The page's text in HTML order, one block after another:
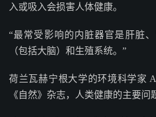
入或吸入会损害人体健康。
“最常受影响的内脏器官是肝脏
（包括大脑）和生殖系统。”
荷兰瓦赫宁根大学的环境科学家
《自然》杂志，人类健康的主要问